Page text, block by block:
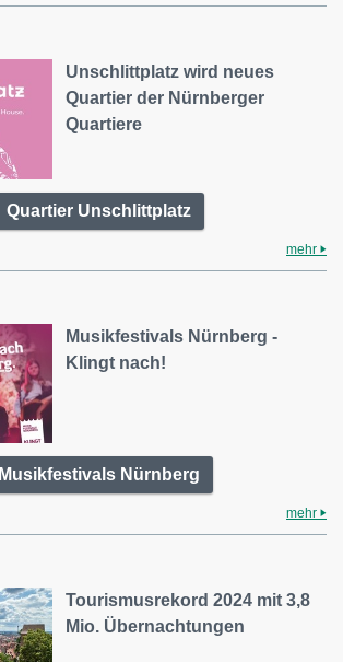
Unschlittplatz wird neues
Quartier der Nürnberger
Quartiere
Quartier Unschlittplatz
mehr
Musikfestivals Nürnberg -
Klingt nach!
Musikfestivals Nürnberg
mehr
Tourismusrekord 2024 mit 3,8
Mio. Übernachtungen